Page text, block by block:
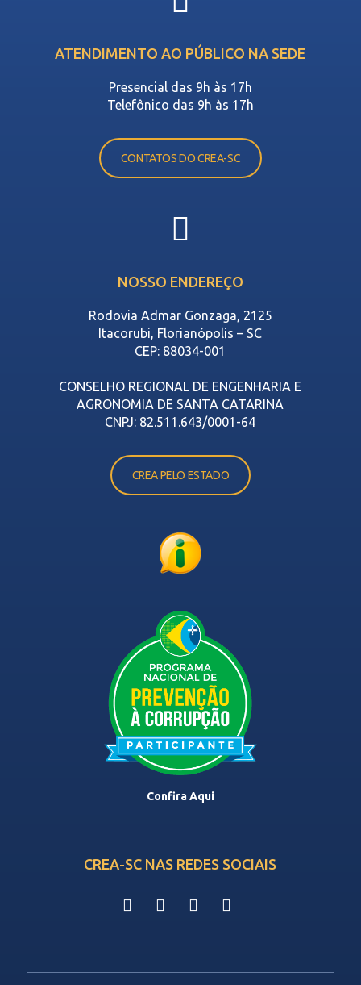
ATENDIMENTO AO PÚBLICO NA SEDE
Presencial das 9h às 17h
Telefônico das 9h às 17h
CONTATOS DO CREA-SC
NOSSO ENDEREÇO
Rodovia Admar Gonzaga, 2125
Itacorubi, Florianópolis – SC
CEP: 88034-001
CONSELHO REGIONAL DE ENGENHARIA E
AGRONOMIA DE SANTA CATARINA
CNPJ: 82.511.643/0001-64
CREA PELO ESTADO
Confira Aqui
CREA-SC NAS REDES SOCIAIS